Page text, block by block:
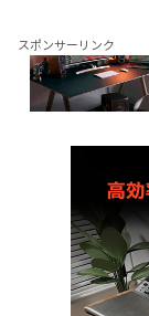
スポンサーリンク